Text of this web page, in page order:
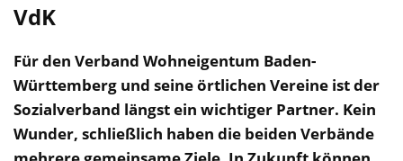
VdK
Für den Verband Wohneigentum Baden-
Württemberg und seine örtlichen Vereine ist der
Sozialverband längst ein wichtiger Partner. Kein
Wunder, schließlich haben die beiden Verbände